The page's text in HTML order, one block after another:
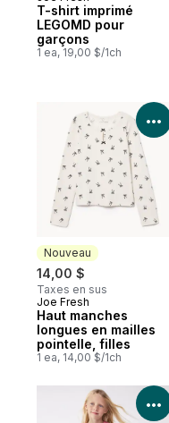
T-shirt imprimé
LEGOMD pour
garçons
1 ea, 19,00 $/1ch
Nouveau
14,00 $
Taxes en sus
Nouveau
Joe Fresh
Haut manches
longues en mailles
pointelle, filles
1 ea, 14,00 $/1ch